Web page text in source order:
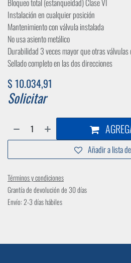
Bloqueo total (estanqueidad) Clase VI
Instalación en cualquier posición
Mantenimiento con válvula instalada
No usa asiento metálico
Durabilidad 3 veces mayor que otras válvulas
Sellado completo en las dos direcciones
$ 10.034,91
Solicitar
Añadir a lista
Términos y condiciones
Grantía de devolución de 30 días
Envío: 2-3 días hábiles